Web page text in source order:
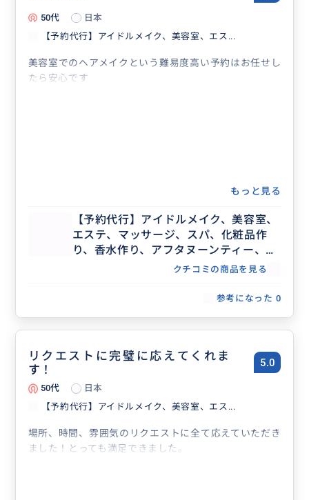
50代
日本
【予約代行】アイドルメイク、美容室、エス...
美容室でのヘアメイクという難易度高い予約はお任せし
たら安心です
もっと見る
【予約代行】アイドルメイク、美容室、
エステ、マッサージ、スパ、化粧品作
り、香水作り、アフタヌーンティー、記
念日ディナー、レストラン団体予約な
クチコミの商品を見る
参考になった 0
リクエストに完璧に応えてくれま
す！
5.0
50代
日本
【予約代行】アイドルメイク、美容室、エス...
場所、時間、雰囲気のリクエストに全て応えていただき
ました！とっても満足できました。